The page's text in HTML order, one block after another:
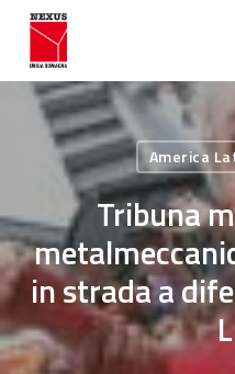
Skip
main
content
America
Tribuna
in strada a